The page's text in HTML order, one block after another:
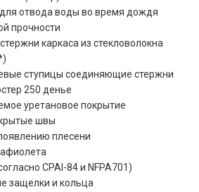
отвода воды во время дождя
прочности
каркаса из стекловолокна
)
ступицы соединяющие стержни
250 денье
уретановое покрытие
швы
плесени
CPAI-84 и NFPA701)
защелки и кольца